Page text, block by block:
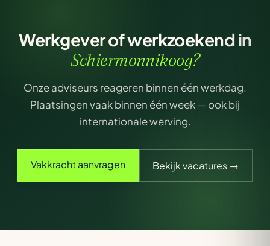
Werkgever of werkzoekend in
Schiermonnikoog?
Onze adviseurs reageren binnen één werkdag.
Plaatsingen vaak binnen één week — ook bij
internationale werving.
Vakkracht aanvragen Bekijk vacatures →